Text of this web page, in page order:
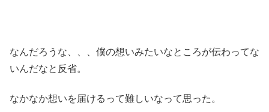
なんだろうな、、、僕の想いみたいなところが伝わってな
いんだなと反省。
なかなか想いを届けるって難しいなって思った。